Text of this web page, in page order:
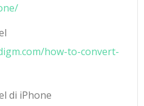
how-to-convert-
di iPhone